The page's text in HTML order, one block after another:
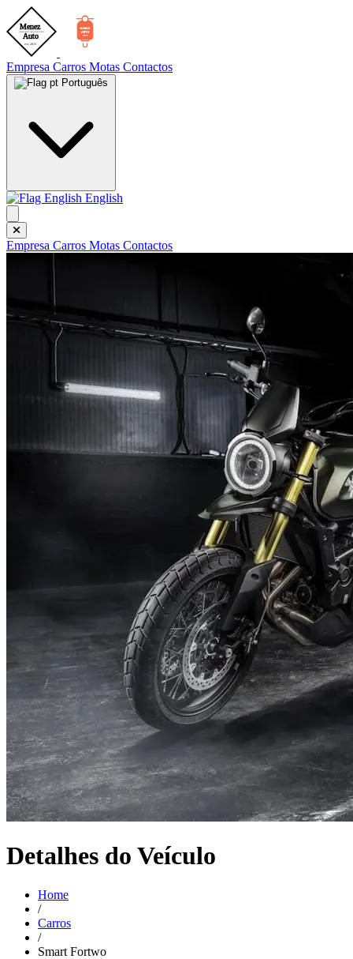
Empresa Carros Motas Contactos
Português
English
Empresa Carros Motas Contactos
Detalhes do Veículo
Home
/
Carros
/
Smart Fortwo